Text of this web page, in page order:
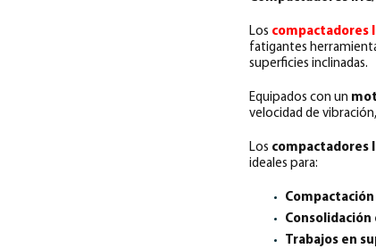
Los compactadores
fatigantes
superficies inclinadas.
Equipados con un
velocidad de
Los compactadores
ideales para:
Trabajos en